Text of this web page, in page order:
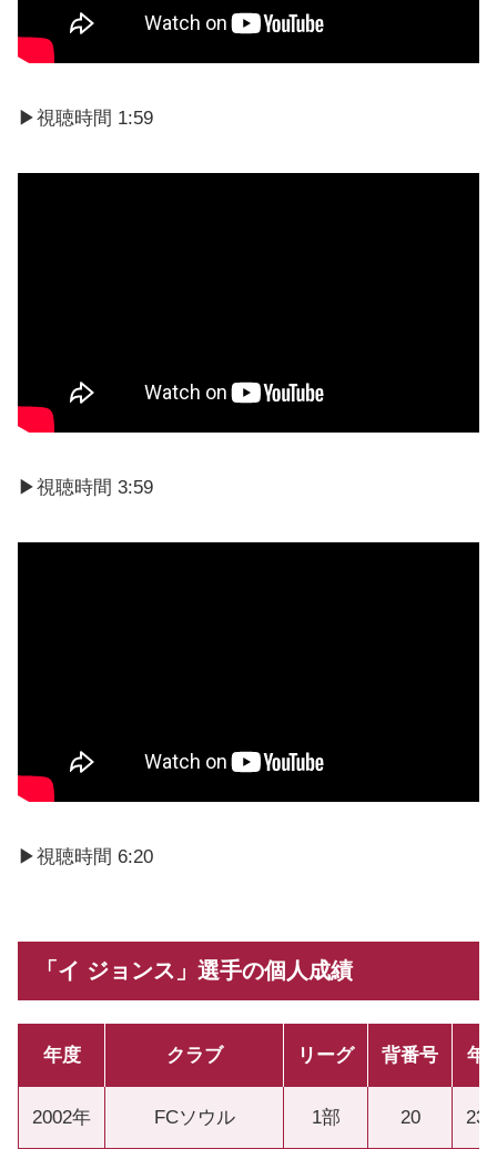
▶視聴時間 1:59
▶︎視聴時間 3:59
▶︎視聴時間 6:20
「イ ジョンス」選手の個人成績
年度 クラブ リーグ 背番号 年
2002年 FCソウル 1部 20 23